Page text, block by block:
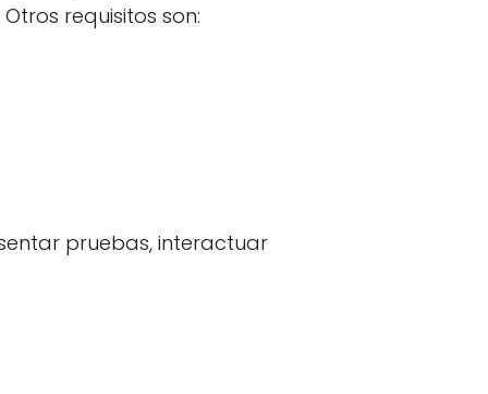
requisitos son:
pruebas, interactuar